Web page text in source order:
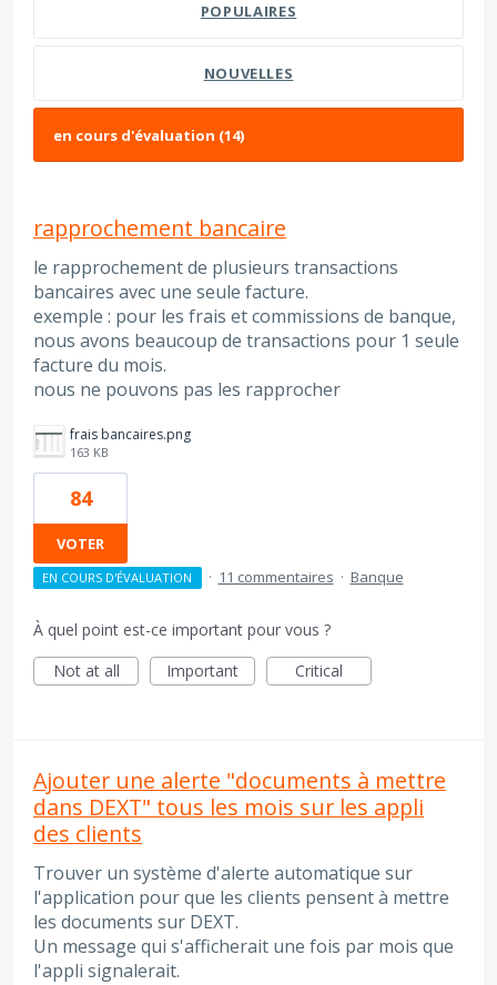
POPULAIRES
NOUVELLES
rapprochement bancaire
le rapprochement de plusieurs transactions
bancaires avec une seule facture.
exemple : pour les frais et commissions de banque,
nous avons beaucoup de transactions pour 1 seule
facture du mois.
nous ne pouvons pas les rapprocher
frais bancaires.png
163 KB
84
VOTER
EN COURS D'ÉVALUATION · 11 commentaires · Banque
À quel point est-ce important pour vous ?
Not at all
Important Critical
Ajouter une alerte "documents à mettre
dans DEXT" tous les mois sur les appli
des clients
Trouver un système d'alerte automatique sur
l'application pour que les clients pensent à mettre
les documents sur DEXT.
Un message qui s'afficherait une fois par mois que
l'appli signalerait.